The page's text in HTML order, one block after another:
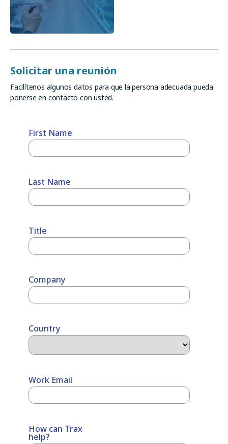
Solicitar una reunión
Facilítenos algunos datos para que la persona adecuada pueda
ponerse en contacto con usted.